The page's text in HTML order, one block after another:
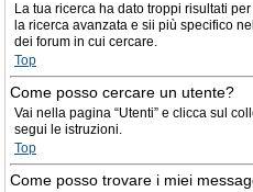
La tua ricerca ha dato troppi risultati
la ricerca avanzata e sii più specifico
dei forum in cui cercare.
Top
Come posso cercare un utente?
Vai nella pagina “Utenti” e clicca sul
segui le istruzioni.
Top
Come posso trovare i miei